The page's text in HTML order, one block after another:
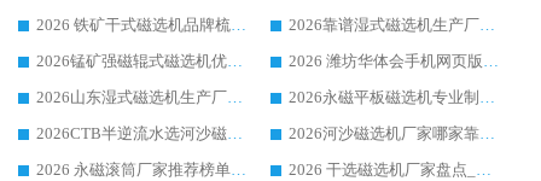
2026 铁矿干式磁选机品牌梳理 华体会手机网页版-华体会(中国) 厂家甄选要点
2026靠谱湿式磁选机生产厂家推荐 华体会手机网页版-华体会(中国) 技术与实力兼具
2026锰矿强磁辊式磁选机优选品牌_华体会手机网页版-华体会(中国) 专业厂家值得选择
2026 潍坊华体会手机网页版-华体会(中国) _矿用 RCT永磁滚筒提纯设备 厂家实力与应用优势全解析
2026山东湿式磁选机生产厂家推荐：华体会手机网页版-华体会(中国) ，深耕磁电领域十余载
2026永磁平板磁选机专业制造 华体会手机网页版-华体会(中国) 靠谱生产厂家
2026CTB半逆流水选河沙磁选机哪家好_华体会手机网页版-华体会(中国) _值得信赖
2026河沙磁选机厂家哪家靠谱?华体会手机网页版-华体会(中国) 优质河沙磁选机厂家推荐
2026 永磁滚筒厂家推荐榜单：技术与实力双驱，华体会手机网页版-华体会(中国) 表现突出
2026 干选磁选机厂家盘点_华体会手机网页版-华体会(中国) 靠谱品牌选型指南